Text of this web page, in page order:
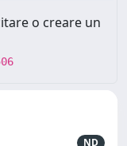
o creare un
ND